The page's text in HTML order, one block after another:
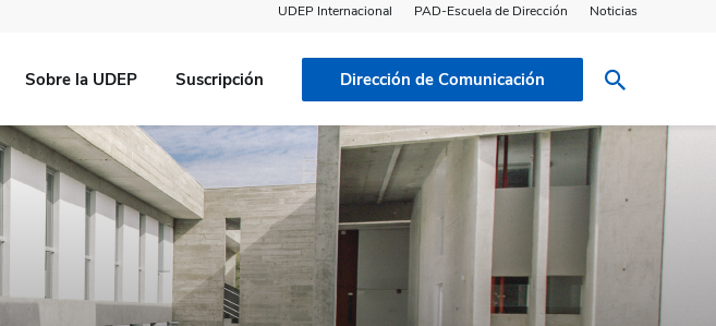
UDEP Internacional PAD-Escuela de Dirección Noticias
Sobre la UDEP Suscripción Dirección de Comunicación